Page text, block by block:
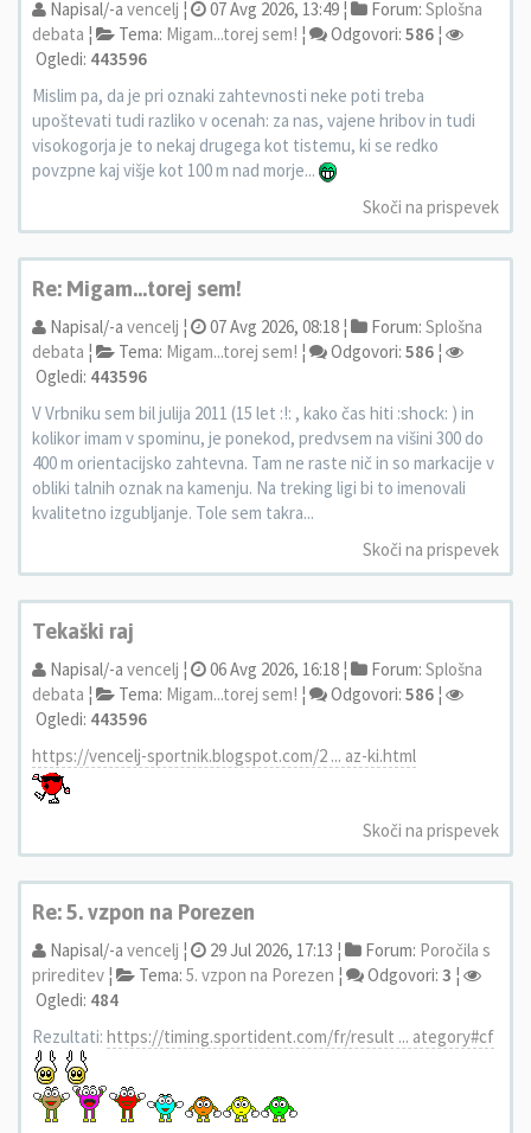
Napisal/-a vencelj ¦ 07 Avg 2026, 13:49 ¦ Forum: Splošna
debata ¦ Tema: Migam...torej sem! ¦ Odgovori: 586 ¦
Ogledi: 443596
Mislim pa, da je pri oznaki zahtevnosti neke poti treba
upoštevati tudi razliko v ocenah: za nas, vajene hribov in tudi
visokogorja je to nekaj drugega kot tistemu, ki se redko
povzpne kaj višje kot 100 m nad morje...
Skoči na prispevek
Re: Migam...torej sem!
Napisal/-a vencelj ¦ 07 Avg 2026, 08:18 ¦ Forum: Splošna
debata ¦ Tema: Migam...torej sem! ¦ Odgovori: 586 ¦
Ogledi: 443596
V Vrbniku sem bil julija 2011 (15 let :!: , kako čas hiti :shock: ) in
kolikor imam v spominu, je ponekod, predvsem na višini 300 do
400 m orientacijsko zahtevna. Tam ne raste nič in so markacije v
obliki talnih oznak na kamenju. Na treking ligi bi to imenovali
kvalitetno izgubljanje. Tole sem takra...
Skoči na prispevek
Tekaški raj
Napisal/-a vencelj ¦ 06 Avg 2026, 16:18 ¦ Forum: Splošna
debata ¦ Tema: Migam...torej sem! ¦ Odgovori: 586 ¦
Ogledi: 443596
https://vencelj-sportnik.blogspot.com/2 ... az-ki.html
Skoči na prispevek
Re: 5. vzpon na Porezen
Napisal/-a vencelj ¦ 29 Jul 2026, 17:13 ¦ Forum: Poročila s
prireditev ¦ Tema: 5. vzpon na Porezen ¦ Odgovori: 3 ¦
Ogledi: 484
Rezultati: https://timing.sportident.com/fr/result ... ategory#cf